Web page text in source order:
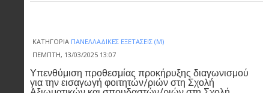
ΚΑΤΗΓΟΡΊΑ ΠΑΝΕΛΛΑΔΙΚΈΣ ΕΞΕΤΆΣΕΙΣ (Μ)
ΠΈΜΠΤΗ, 13/03/2025 13:07
Υπενθύμιση προθεσμίας προκήρυξης διαγωνισμού
για την εισαγωγή φοιτητών/ριών στη Σχολή